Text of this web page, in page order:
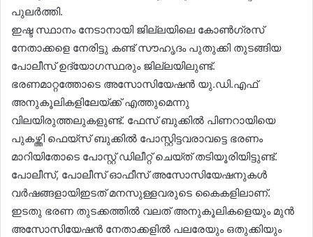
പുലര്‍ത്തി.
ഇഷ്ട സ്ഥാനം നേടാനായി ജില്ലയിലെ കോണ്‍ഗ്രസ്
നേതാക്കളെ നേരിട്ടു കണ്ട് സൗഹൃദം പുതുക്കി തുടങ്ങിയ
പോലീസ് ഉദ്യോഗസ്ഥരും ജില്ലയിലുണ്ട്.
ഭരണമാറ്റത്തോടെ അസോസിയേഷന്‍ യു.ഡി.എഫ്
അനുകൂലികളിലേയ്ക്ക് എത്തുമെന്നു
വിലയിരുത്തലുകളുണ്ട്. ഫേസ് ബുക്കില്‍ പിണറായിയെ
പുകഴ്ത്തി ഫെയ്‌സ് ബുക്കില്‍ പോസ്റ്റിട്ടവരാവട്ടെ ഭരണം
മാറിയിതോടെ പോസ്റ്റ് ഡിലീറ്റ് ചെയ്ത് തടിയൂരിയിട്ടുണ്ട്.
പോലീസ്, പോലീസ് ഓഫീസ് അസോസിയേഷനുകള്‍
വര്‍ഷങ്ങളായിഇടത് മനസുള്ളവരുടെ കൈകളിലാണ്.
ഇടതു ഭരണ തുടക്കത്തില്‍ വലത് അനുകൂലികളെയും മുന്‍
അസോസിയേഷന്‍ നേതാക്കളില്‍ പലരേയും ഒതുക്കിയും